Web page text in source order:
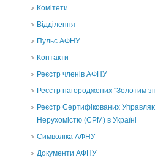
Комітети
Відділення
Пульс АФНУ
Контакти
Реєстр членів АФНУ
Реєстр нагороджених "Золотим
Реєстр Сертифікованих
Нерухомістю (CPM) в Україні
Символіка АФНУ
Документи АФНУ